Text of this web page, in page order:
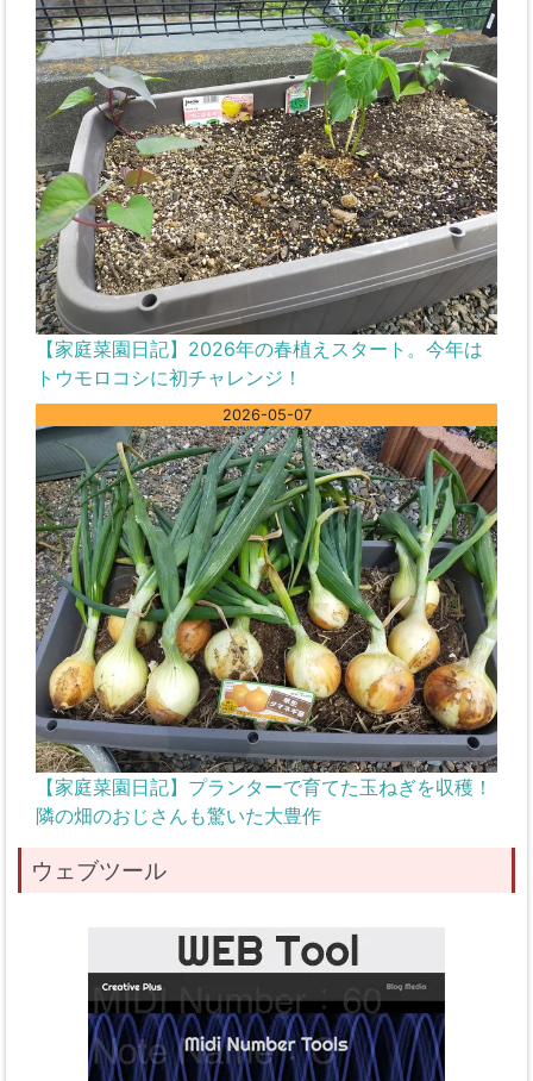
【家庭菜園日記】2026年の春植えスタート。今年は
トウモロコシに初チャレンジ！
2026-05-07
【家庭菜園日記】プランターで育てた玉ねぎを収穫！
隣の畑のおじさんも驚いた大豊作
ウェブツール